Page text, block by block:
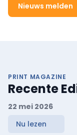
Nieuws melden
PRINT MAGAZINE
Recente
22 mei 2026
Nu lezen